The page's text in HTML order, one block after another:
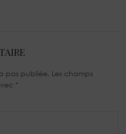
pas publiée. Les champs
*